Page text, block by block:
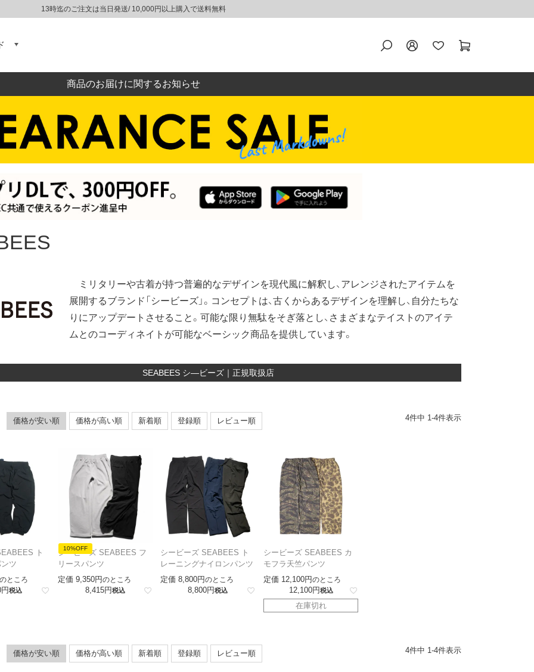
13時迄のご注文は当日発送/ 10,000円以上購入で送料無料
商品のお届けに関するお知らせ
ミリタリーや古着が持つ普遍的なデザインを現代風に解釈し、アレンジされたアイテムを
展開するブランド「シービーズ」。コンセプトは、古くからあるデザインを理解し、自分たちな
りにアップデートさせること。可能な限り無駄をそぎ落とし、さまざまなテイストのアイテ
ムとのコーディネイトが可能なベーシック商品を提供しています。
SEABEES シ―ビーズ｜正規取扱店
価格が安い順 価格が高い順 新着順 登録順 レビュー順 4件中 1-4件表示
ト
ツ
のところ
税込
10%OFF
シービーズ SEABEES フ
リースパンツ
定価 9,350 のところ
8,415 税込
シービーズ SEABEES ト
レーニングナイロンパンツ
定価 8,800 のところ
8,800 税込
シービーズ SEABEES カ
モフラ天竺パンツ
定価 12,100 のところ
12,100 税込
在庫切れ
価格が安い順 価格が高い順 新着順 登録順 レビュー順 4件中 1 -4件表示